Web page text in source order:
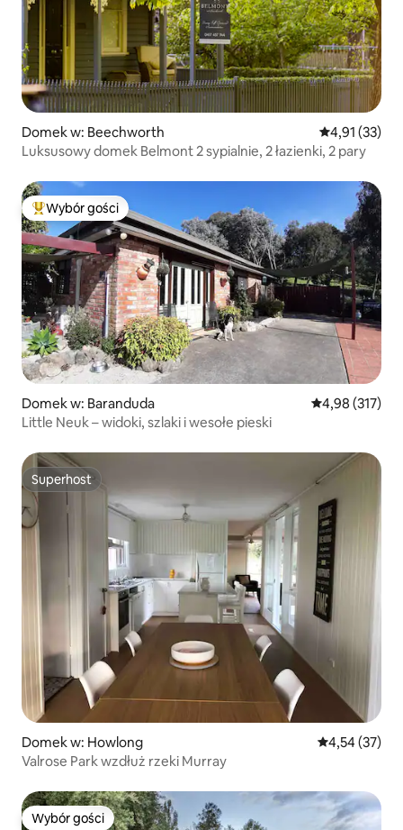
Domek w: Beechworth Średnia
4,91 (33)
Luksusowy domek Belmont 2 sypialnie, 2 łazienki, 2 pary
Najpopularniejsze z kategorii Wybór gości
Wybór gości
Domek w: Baranduda Średnia
4,98 (317)
Little Neuk – widoki, szlaki i wesołe pieski
Superhost
Superhost
Domek w: Howlong Średnia
4,54 (37)
Valrose Park wzdłuż rzeki Murray
Wybór gości
Wybór gości